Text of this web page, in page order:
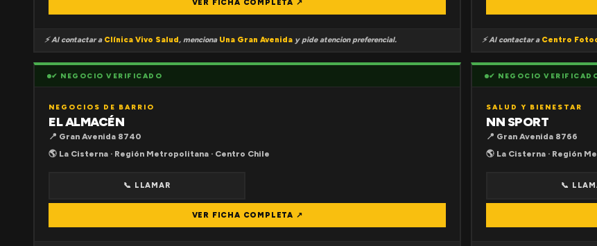
VER FICHA COMPLETA ↗
⚡ Al contactar a Clínica Vivo Salud, menciona Una Gran Avenida y pide atencion preferencial. ⚡ Al contactar a Centro
✔ NEGOCIO VERIFICADO
NEGOCIOS DE BARRIO
EL ALMACÉN
📍 Gran Avenida 8740
🌎 La Cisterna · Región Metropolitana · Centro Chile
📞 LLAMAR
VER FICHA COMPLETA ↗
✔ NEGOCIO
SALUD Y BIENESTAR
NN SPORT
📍 Gran Avenida 8766
🌎 La Cisterna · Región
📞